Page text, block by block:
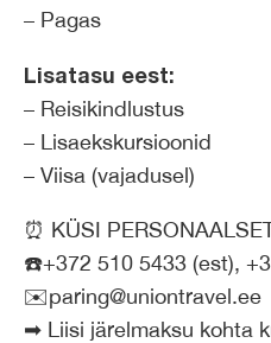
– Pagas
Lisatasu eest:
– Reisikindlustus
– Lisaekskursioonid
– Viisa (vajadusel)
⏰ KÜSI
☎️+372 510 5433 (est),
✉️paring@uniontravel.ee
➡ Liisi järelmaksu kohta